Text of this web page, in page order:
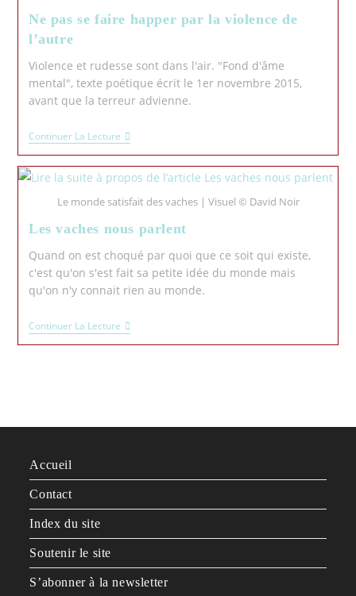
Ne pas se faire happer par la violence de
l’autre
Violence et rudesse sont dans l'air. "Fond d'âme
mental", texte poétique écrit le 1er novembre 2015,
avant que la terreur advienne.
Continuer La Lecture
Le monde satisfait des vaches | Visuel © David Noir
Les vaches nous parlent
Quand on est choqué par quoi que ce soit qui existe,
c'est qu'on s'est fait sa petite idée du monde mais
qu'on n'y connait rien au monde.
Continuer La Lecture
Accueil
Contact
Index du site
Soutenir le site
S’abonner à la newsletter